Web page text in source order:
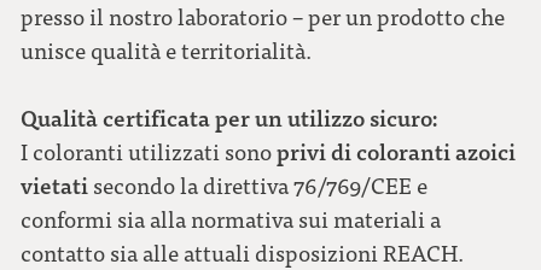
presso il nostro laboratorio – per un prodotto che
unisce qualità e territorialità.
Qualità certificata per un utilizzo sicuro:
I coloranti utilizzati sonoprivi di coloranti azoici
vietati secondo la direttiva 76/769/CEE e
conformi sia alla normativa sui materiali a
contatto sia alle attuali disposizioni REACH.